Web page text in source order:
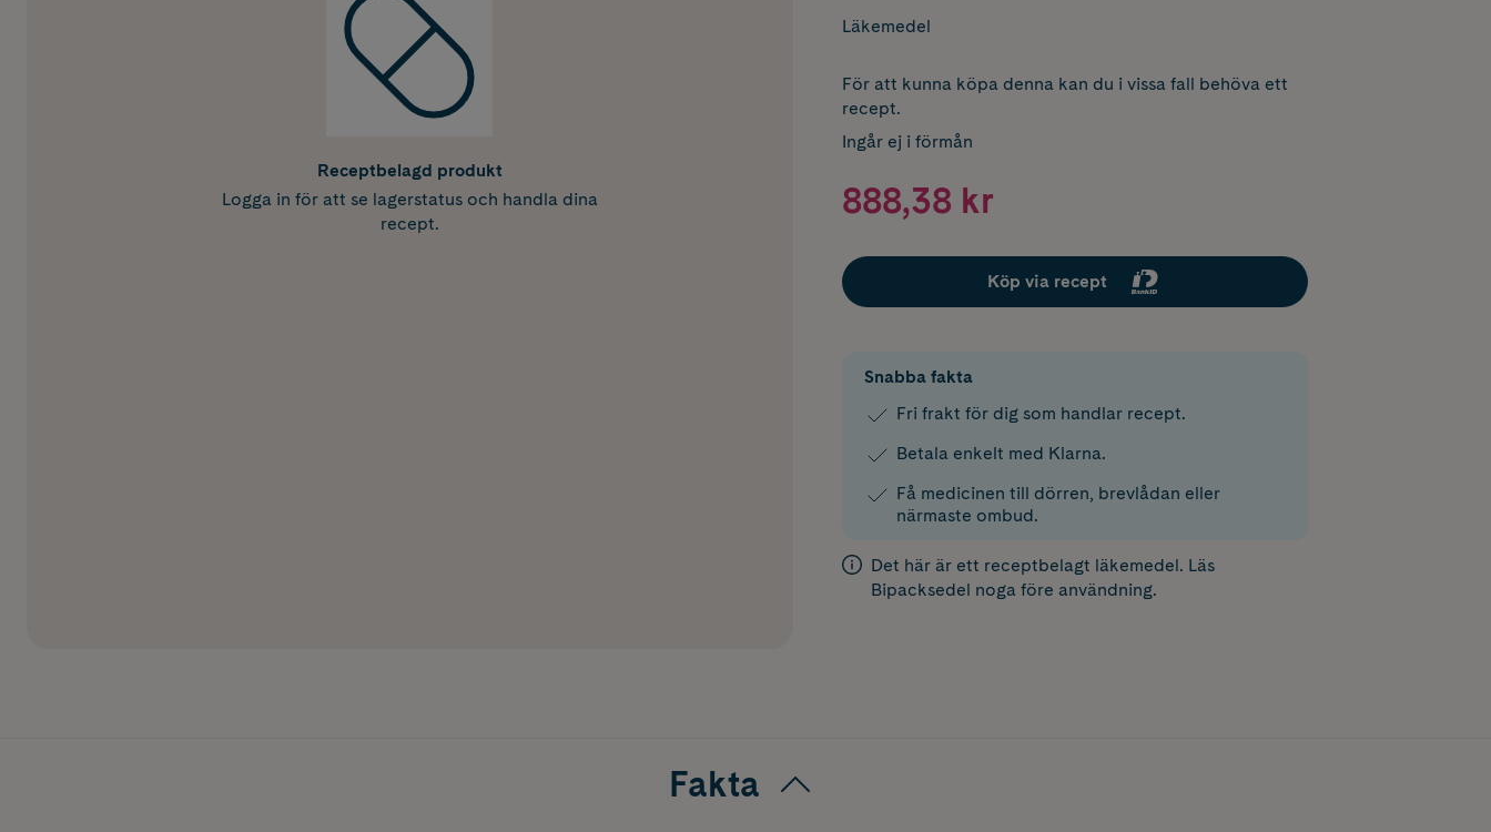
Receptbelagd produkt
Logga in för att se lagerstatus och handla dina
recept.
Läkemedel
För att kunna köpa denna kan du i vissa fall behöva ett
recept.
Ingår ej i förmån
888,38 kr
Köp via recept
Snabba fakta
Fri frakt för dig som handlar recept.
Betala enkelt med Klarna.
Få medicinen till dörren, brevlådan eller
närmaste ombud.
Det här är ett receptbelagt läkemedel. Läs
Bipacksedel noga före användning.
Fakta